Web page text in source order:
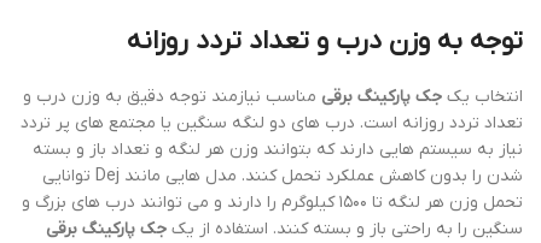
توجه به وزن درب و تعداد تردد روزانه
انتخاب یک جک پارکینگ برقی مناسب نیازمند توجه دقیق به وزن درب و
تعداد تردد روزانه است. درب های دو لنگه سنگین یا مجتمع های پر تردد
نیاز به سیستم هایی دارند که بتوانند وزن هر لنگه و تعداد باز و بسته
شدن را بدون کاهش عملکرد تحمل کنند. مدل هایی مانند Dej توانایی
تحمل وزن هر لنگه تا ۱۵۰۰ کیلوگرم را دارند و می توانند درب های بزرگ و
سنگین را به راحتی باز و بسته کنند. استفاده از یک جک پارکینگ برقی